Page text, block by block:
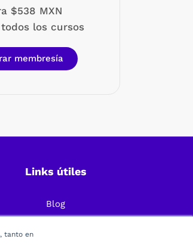
tanto en
$538 MXN
los cursos
membresía
Links útiles
Blog
Preguntas Frecuentes
Política de Privacidad